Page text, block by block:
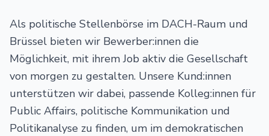
Als politische Stellenbörse im DACH-Raum und
Brüssel bieten wir Bewerber:innen die
Möglichkeit, mit ihrem Job aktiv die Gesellschaft
von morgen zu gestalten. Unsere Kund:innen
unterstützen wir dabei, passende Kolleg:innen für
Public Affairs, politische Kommunikation und
Politikanalyse zu finden, um im demokratischen